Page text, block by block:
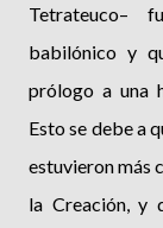
Tetrateuco–
babilónico y
prólogo a una
Esto se debe a
estuvieron más
la Creación, y